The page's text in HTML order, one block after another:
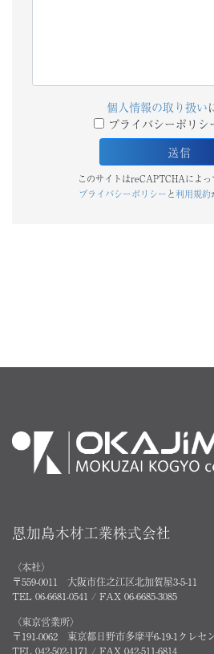
個人情報の取り扱い
プライバシーポリシ
このサイトはreCAPTCHAによっ
プライバシーポリシーと 利用規約
恩加島木材工業株式会社
〈本社〉
〒559-0011 大阪市住之江区北加賀屋3-5-11
TEL 06-6681-0541 / FAX 06-6685-3085
〈東京営業所〉
〒191-0062 東京都日野市多摩平6-19-1クレセ
TEL 042-502-1171 / FAX 042-511-6814